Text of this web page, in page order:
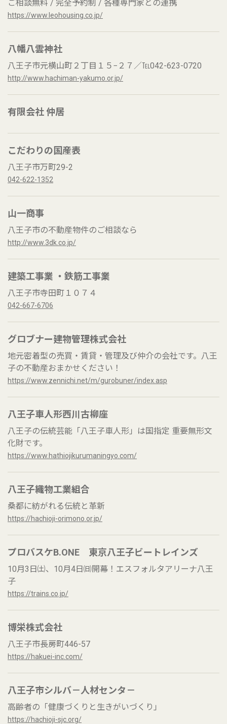
ご相談無料 / 完全予約制 / 各種専門家との連携
https://www.leohousing.co.jp/
八幡八雲神社
八王子市元横山町２丁目１５−２７／℡042-623-0720
http://www.hachiman-yakumo.or.jp/
有限会社 仲居
こだわりの国産表
八王子市万町29-2
042-622-1352
山一商事
八王子市の不動産物件のご相談なら
http://www.3dk.co.jp/
建築工事業 ・鉄筋工事業
八王子市寺田町１０７４
042-667-6706
グロブナー建物管理株式会社
地元密着型の売買・賃貸・管理及び仲介の会社です。八王
子の不動産おまかせください！
https://www.zennichi.net/m/gurobuner/index.asp
八王子車人形西川古柳座
八王子の伝統芸能「八王子車人形」は国指定 重要無形文
化財です。
https://www.hathiojikurumaningyo.com/
八王子織物工業組合
桑都に紡がれる伝統と革新
https://hachioji-orimono.or.jp/
プロバスケB.ONE 東京八王子ビートレインズ
10月3日㈯、10月4日㈰開幕！エスフォルタアリーナ八王
子
https://trains.co.jp/
博栄株式会社
八王子市長房町446-57
https://hakuei-inc.com/
八王子市シルバ－人材センタ－
高齢者の「健康づくりと生きがいづくり」
https://hachioji-sjc.org/